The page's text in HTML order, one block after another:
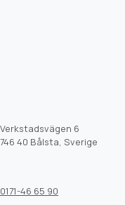
Verkstadsvägen 6
746 40 Bålsta, Sverige
0171-46 65 90